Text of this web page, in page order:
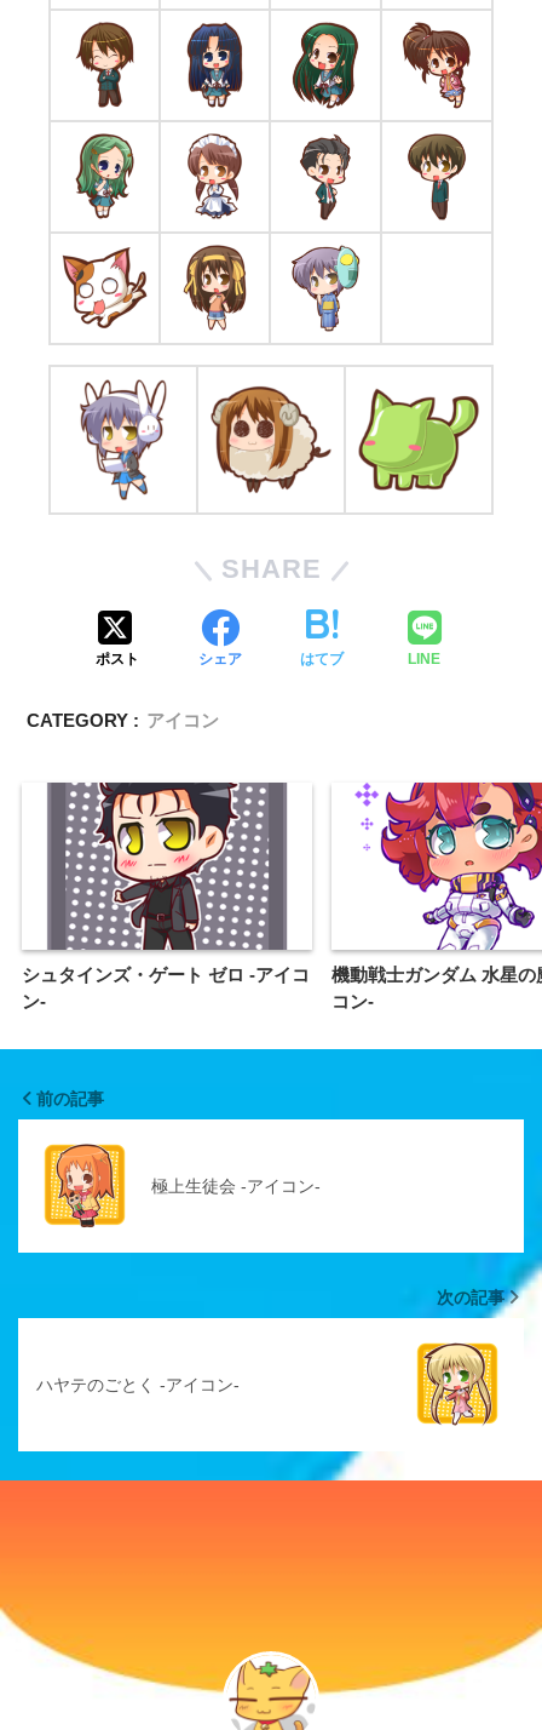
SHARE
ポスト シェア はてブ LINE
CATEGORY : アイコン
シュタインズ・ゲート ゼロ -アイコ
ン-
機動戦士ガンダム 水星の
コン-
前の記事
極上生徒会 -アイコン-
次の記事
ハヤテのごとく -アイコン-